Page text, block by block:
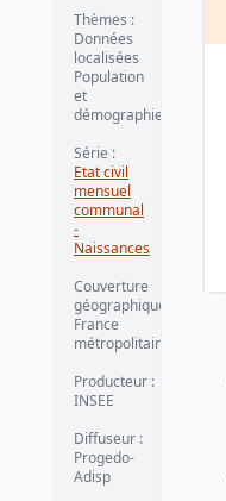
Thèmes :
Données
localisées
Population
et
démographie
Série :
Etat civil
mensuel
communal
-
Naissances
Couverture
géographique
France
métropolitaine
Producteur :
INSEE
Diffuseur :
Progedo-
Adisp